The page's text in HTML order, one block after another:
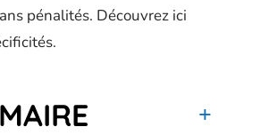
pénalités. Découvrez ici